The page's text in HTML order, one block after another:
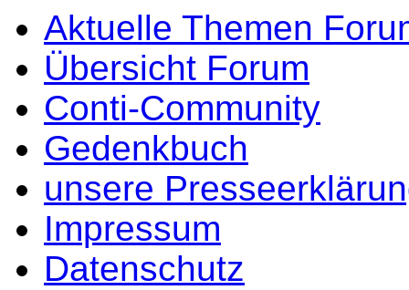
Aktuelle Themen
Übersicht Forum
Conti-Community
Gedenkbuch
unsere
Impressum
Datenschutz